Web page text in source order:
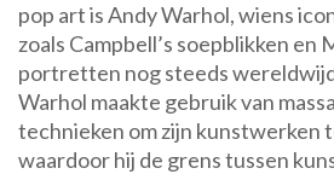
pop art is Andy Warhol, wiens
zoals Campbell’s soepblikken en
portretten nog steeds
Warhol maakte gebruik van
technieken om zijn kunstwerken
waardoor hij de grens tussen